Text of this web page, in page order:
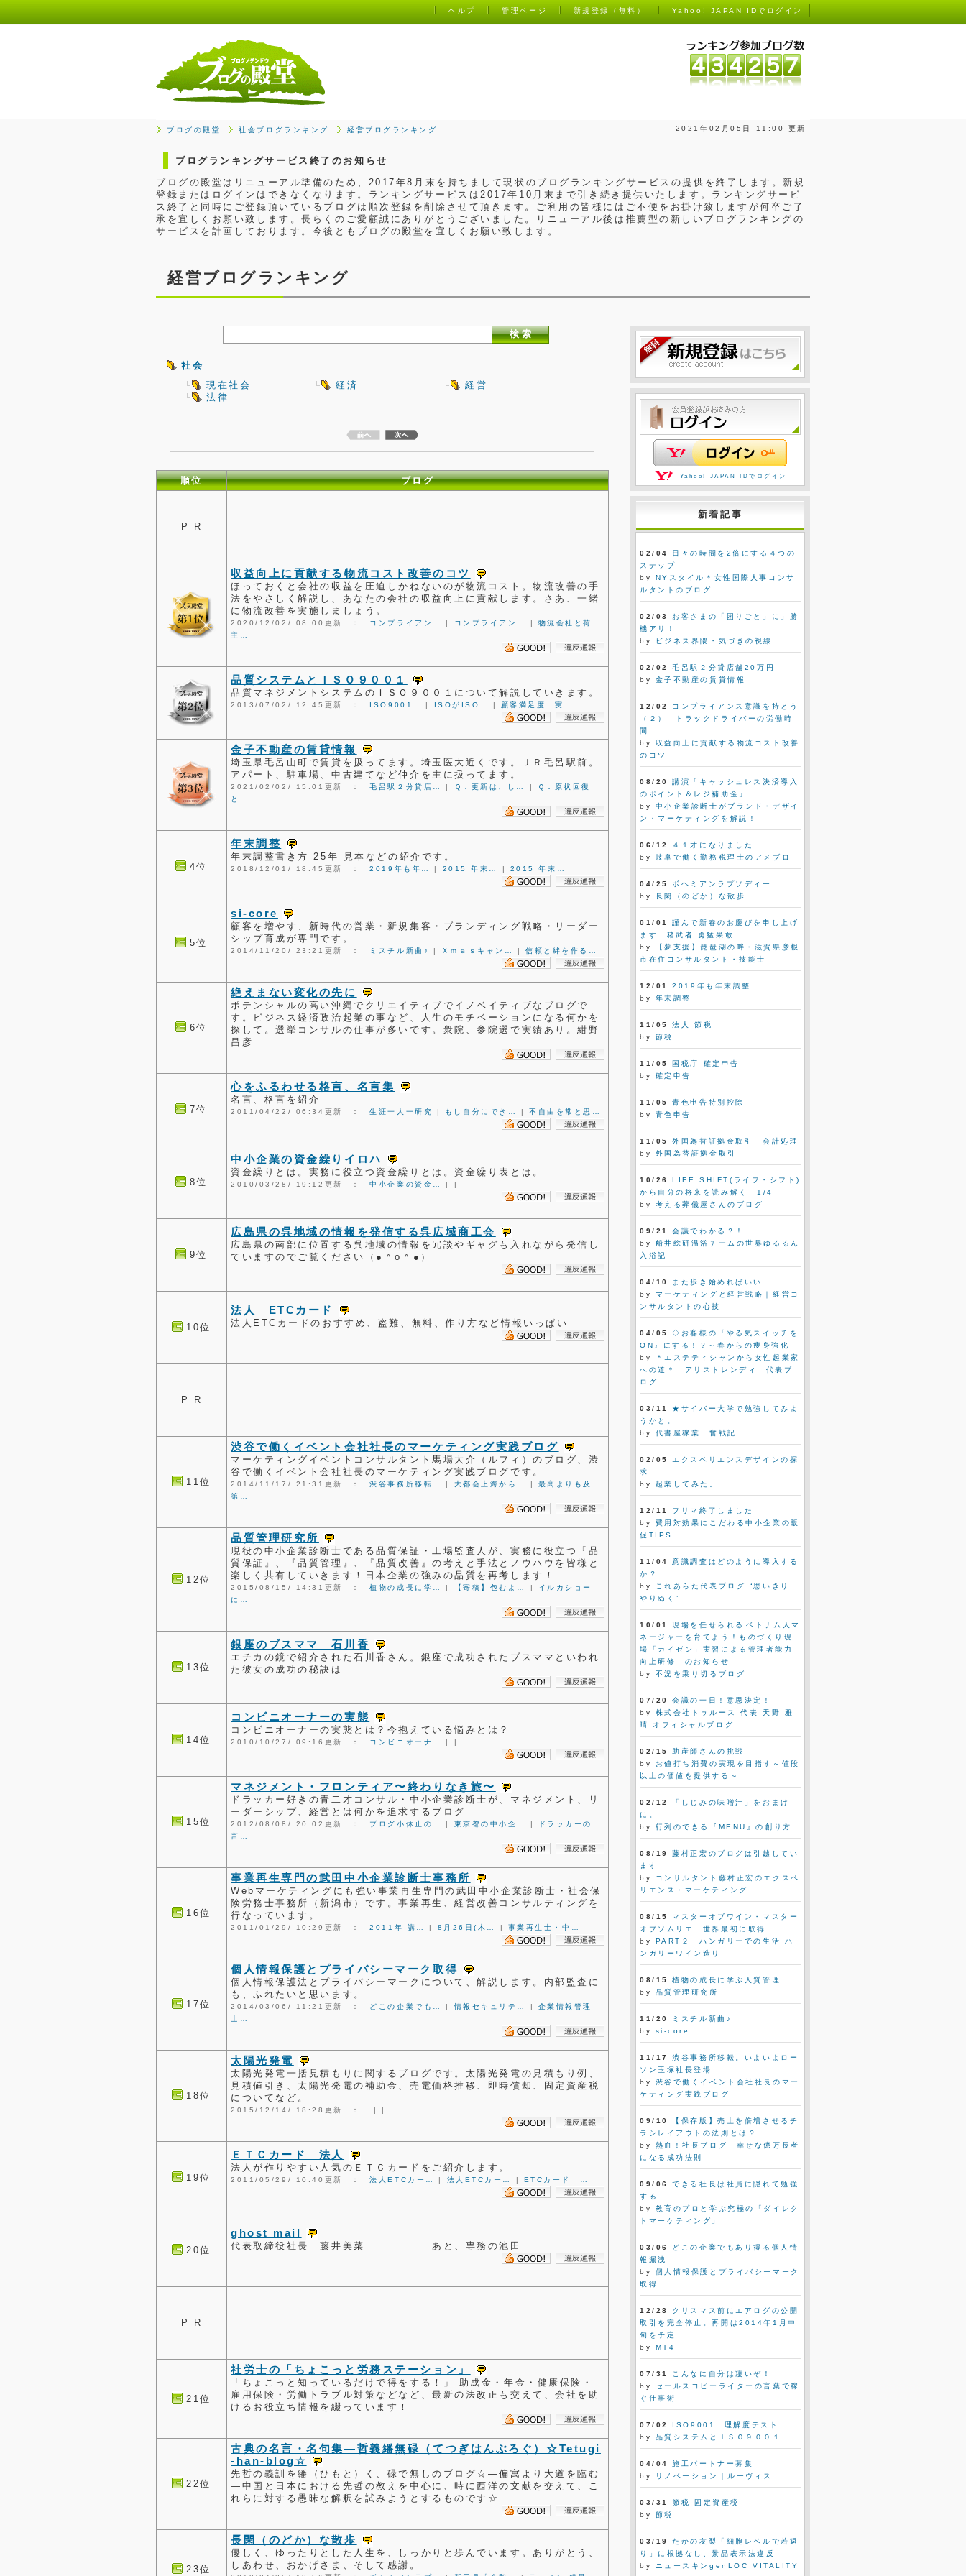
ブログの殿堂 社会ブログランキング 経営ブログランキング 2021年02月05日 11:00 更新
ブログランキングサービス終了のお知らせ
ブログの殿堂はリニューアル準備のため、2017年8月末を持ちまして現状のブログランキングサービスの提供を終了します。新規
登録またはログインはできなくなります。ランキングサービスは2017年10月末まで引き続き提供いたします。ランキングサービ
ス終了と同時にご登録頂いているブログは順次登録を削除させて頂きます。ご利用の皆様にはご不便をお掛け致しますが何卒ご了
承を宜しくお願い致します。長らくのご愛顧誠にありがとうございました。リニューアル後は推薦型の新しいブログランキングの
サービスを計画しております。今後ともブログの殿堂を宜しくお願い致します。
経営ブログランキング
社会
現在社会
経済
経営
法律
順位 ブログ
P R
収益向上に貢献する物流コスト改善のコツ
ほっておくと会社の収益を圧迫しかねないのが物流コスト。物流改善の手
法をやさしく解説し、あなたの会社の収益向上に貢献します。さあ、一緒
に物流改善を実施しましょう。
2020/12/02/ 08:00更新 ： コンプライアン… | コンプライアン… | 物流会社と荷
主…
品質システムとＩＳＯ９００１
品質マネジメントシステムのＩＳＯ９００１について解説していきます。
2013/07/02/ 12:45更新 ： ISO9001… | ISOがISO… | 顧客満足度 実…
金子不動産の賃貸情報
埼玉県毛呂山町で賃貸を扱ってます。埼玉医大近くです。ＪＲ毛呂駅前。
アパート、駐車場、中古建てなど仲介を主に扱ってます。
2021/02/02/ 15:01更新 ：毛呂駅２分貸店… | Ｑ．更新は、し… |
Ｑ．原状回復
と…
4位
年末調整
年末調整書き方 25年 見本などの紹介です。
2018/12/01/ 18:45更新 ：2019年も年… | 2015 年末… | 2015 年末…
5位
si-core
顧客を増やす、新時代の営業・新規集客・ブランディング戦略・リーダー
シップ育成が専門です。
2014/11/20/ 23:21更新 ： ミスチル新曲♪ | Ｘｍａｓキャン… |信頼と絆を作る…
6位
絶えまない変化の先に
ポテンシャルの高い沖縄でクリエイティブでイノベイティブなブログで
す。ビジネス経済政治起業の事など、人生のモチベーションになる何かを
探して。選挙コンサルの仕事が多いです。衆院、参院選で実績あり。紺野
昌彦
7位
心をふるわせる格言、名言集
名言、格言を紹介
2011/04/22/ 06:34更新 ：生涯一人一研究 | もし自分にでき… |不自由を常と思…
8位
中小企業の資金繰りイロハ
資金繰りとは。実務に役立つ資金繰りとは。資金繰り表とは。
2010/03/28/ 19:12更新 ：中小企業の資金… | |
9位
広島県の呉地域の情報を発信する呉広域商工会
広島県の南部に位置する呉地域の情報を冗談やギャグも入れながら発信し
ていますのでご覧ください（●＾o＾●）
10位
法人 ETCカード
法人ETCカードのおすすめ、盗難、無料、作り方など情報いっぱい
P R
11位
渋谷で働くイベント会社社長のマーケティング実践ブログ
マーケティングイベントコンサルタント馬場大介（ルフィ）のブログ、渋
谷で働くイベント会社社長のマーケティング実践ブログです。
2014/11/17/ 21:31更新 ：渋谷事務所移転… | 大都会上海から… | 最高よりも及
第…
12位
品質管理研究所
現役の中小企業診断士である品質保証・工場監査人が、実務に役立つ『品
質保証』、『品質管理』、『品質改善』の考えと手法とノウハウを皆様と
楽しく共有していきます！日本企業の強みの品質を再考します！
2015/08/15/ 14:31更新 ：植物の成長に学… | 【寄稿】包むよ… |
イルカショー
に…
13位
銀座のブスママ 石川香
エチカの鏡で紹介された石川香さん。銀座で成功されたブスママといわれ
た彼女の成功の秘訣は
14位
コンビニオーナーの実態
コンビニオーナーの実態とは？今抱えている悩みとは？
2010/10/27/ 09:16更新 ： コンビニオーナ… | |
15位
マネジメント・フロンティア〜終わりなき旅〜
ドラッカー好きの青二才コンサル・中小企業診断士が、マネジメント、リ
ーダーシップ、経営とは何かを追求するブログ
2012/08/08/ 20:02更新 ： ブログ小休止の… | 東京都の中小企… |
ドラッカーの
言…
16位
事業再生専門の武田中小企業診断士事務所
Webマーケティングにも強い事業再生専門の武田中小企業診断士・社会保
険労務士事務所（新潟市）です。事業再生、経営改善コンサルティングを
行なっています。
2011/01/29/ 10:29更新 ：2011年 講… | 8月26日(木… | 事業再生士・中…
17位
個人情報保護とプライバシーマーク取得
個人情報保護法とプライバシーマークについて、解説します。内部監査に
も、ふれたいと思います。
2014/03/06/ 11:21更新 ： どこの企業でも… | 情報セキュリテ… | 企業情報管理
士…
18位
太陽光発電
太陽光発電一括見積もりに関するブログです。太陽光発電の見積もり例、
見積値引き、太陽光発電の補助金、売電価格推移、即時償却、固定資産税
についてなど。
2015/12/14/ 18:28更新 ： | |
19位
ＥＴＣカード 法人
法人が作りやすい人気のＥＴＣカードをご紹介します。
2011/05/29/ 10:40更新 ：法人ETCカー… | 法人ETCカー… | ETCカード …
20位
ghost mail
代表取締役社長 藤井美菜 あと、専務の池田
P R
21位
社労士の「ちょこっと労務ステーション」
「ちょこっと知っているだけで得をする！」 助成金・年金・健康保険・
雇用保険・労働トラブル対策などなど、最新の法改正も交えて、会社を助
けるお役立ち情報を綴っています！
22位
古典の名言・名句集―哲義繙無碌（てつぎはんぶろぐ）☆Tetugi
-han-blog☆
先哲の義訓を繙（ひもと）く、碌で無しのブログ☆―偏寓より大道を臨む
―中国と日本における先哲の教えを中心に、時に西洋の文献を交えて、こ
れらに対する愚昧な解釈を試みようとするものです☆
23位
長閑（のどか）な散歩
優しく、ゆったりとした人生を、しっかりと歩んでいます。ありがとう、
しあわせ、おかげさま、そして感謝。
Yahoo! JAPAN IDでログイン
新着記事
02/04
日々の時間を2倍にする４つの
ステップ
by NYスタイル＊女性国際人事コンサ
ルタントのブログ
02/03
お客さまの「困りごと」に」勝
機アリ！
by
ビジネス界隈・気づきの視線
02/02
毛呂駅２分貸店舗20万円
by 金子不動産の賃貸情報
12/02
コンプライアンス意識を持とう
（２） トラックドライバーの労働時
間
by 収益向上に貢献する物流コスト改善
のコツ
08/20
講演「キャッシュレス決済導入
のポイント＆レジ補助金」
by 中小企業診断士がブランド・デザイ
ン・マーケティングを解説！
06/12
４１才になりました
by 岐阜で働く勤務税理士のアメブロ
04/25
ボヘミアンラプソディー
by 長閑（のどか）な散歩
01/01
謹んで新春のお慶びを申し上げ
ます 猪武者 勇猛果敢
by
【夢支援】琵琶湖の畔・滋賀県彦根
市在住コンサルタント・技能士
12/01
2019年も年末調整
by 年末調整
11/05
法人 節税
by 節税
11/05
国税庁 確定申告
by 確定申告
11/05
青色申告特別控除
by 青色申告
11/05
外国為替証拠金取引 会計処理
by 外国為替証拠金取引
10/26
LIFE SHIFT(ライフ・シフト)
から自分の将来を読み解く 1/4
by 考える葬儀屋さんのブログ
09/21
会議でわかる？！
by 船井総研温浴チームの世界ゆるるん
入浴記
04/10
また歩き始めればいい…
by マーケティングと経営戦略｜経営コ
ンサルタントの心技
04/05
◇お客様の『やる気スイッチを
ON』にする！？～春からの痩身強化
by
＊エステティシャンから女性起業家
への道＊ アリストレンディ 代表ブ
ログ
03/11
★サイバー大学で勉強してみよ
うかと。
by 代書屋稼業 奮戦記
02/05
エクスペリエンスデザインの探
求
by 起業してみた。
12/11
フリマ終了しました
by 費用対効果にこだわる中小企業の販
促TIPS
11/04
意識調査はどのように導入する
か？
by
これあらた代表ブログ “思いきり
やりぬく”
10/01
現場を任せられるベトナム人マ
ネージャーを育てよう！ものづくり現
場「カイゼン」実習による管理者能力
向上研修 のお知らせ
by 不況を乗り切るブログ
07/20
会議の一日！意思決定！
by 株式会社トゥルース 代表 天野 雅
晴 オフィシャルブログ
02/15
助産師さんの挑戦
by
お値打ち消費の実現を目指す～値段
以上の価値を提供する～
02/12
「しじみの味噌汁」をおまけ
に。
by 行列のできる『MENU』の創り方
08/19
藤村正宏のブログは引越してい
ます
by
コンサルタント藤村正宏のエクスペ
リエンス・マーケティング
08/15
マスターオブワイン・マスター
オブソムリエ 世界最初に取得
by PART２ ハンガリーでの生活 ハ
ンガリーワイン造り
08/15
植物の成長に学ぶ人質管理
by 品質管理研究所
11/20
ミスチル新曲♪
by si-core
11/17
渋谷事務所移転。いよいよロー
ソン玉塚社長登場
by 渋谷で働くイベント会社社長のマー
ケティング実践ブログ
09/10
【保存版】売上を倍増させるチ
ラシレイアウトの法則とは？
by 熱血！社長ブログ 幸せな億万長者
になる成功法則
09/06
できる社長は社員に隠れて勉強
する
by 教育のプロと学ぶ究極の「ダイレク
トマーケティング」
03/06
どこの企業でもあり得る個人情
報漏洩
by 個人情報保護とプライバシーマーク
取得
12/28
クリスマス前にエアログの公開
取引を完全停止。再開は2014年1月中
旬を予定
by MT4
07/31
こんなに自分は凄いぞ！
by セールスコピーライターの言葉で稼
ぐ仕事術
07/02
ISO9001 理解度テスト
by 品質システムとＩＳＯ９００１
04/04
施工パートナー募集
by
リノベーション｜ルーヴィス
03/31
節税 固定資産税
by 節税
03/19
たかの友梨「細胞レベルで若返
り」に根拠なし、景品表示法違反
by
ニュースキンgenLOC VITALITY
ヘルプ 管理ページ 新規登録（無料） Yahoo! JAPAN IDでログイン